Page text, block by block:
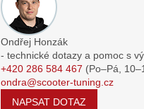
Ondřej Honzák
- technické dotazy a pomoc s
+420 286 584 467 (Po–Pá,
ondra@scooter-tuning.cz
NAPSAT DOTAZ